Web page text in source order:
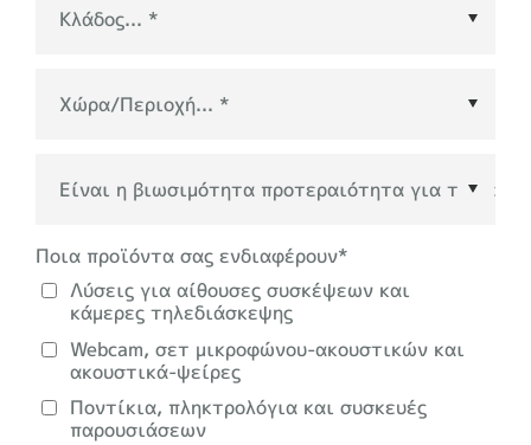
Χώρα/Περιοχή *
Ποια προϊόντα σας ενδιαφέρουν*
Λύσεις για αίθουσες συσκέψεων και
κάμερες τηλεδιάσκεψης
Webcam, σετ μικροφώνου-ακουστικών και
ακουστικά-ψείρες
Ποντίκια, πληκτρολόγια και συσκευές
παρουσιάσεων